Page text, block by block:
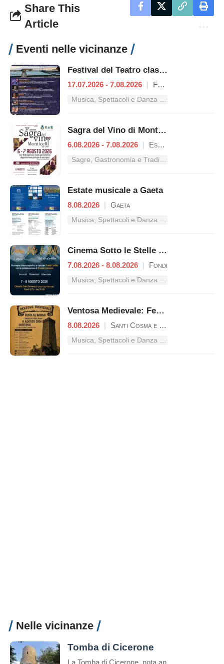
Share This
Article
Eventi nelle vicinanze
Festival del Teatro classico
17.07.2026 - 7.08.2026 | Formia
Sagra del Vino di Monticelli
6.08.2026 - 7.08.2026 | Esperia
Estate musicale a Gaeta
8.08.2026 | Gaeta
Cinema Sotto le Stelle – Dal mito al pubblico
7.08.2026 - 8.08.2026 | Fondi
Ventosa Medievale: Festa al Borgo
8.08.2026 | Santi Cosma e Damiano
Nelle vicinanze
Tomba di Cicerone